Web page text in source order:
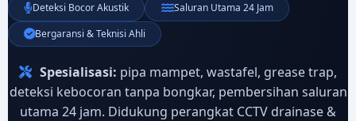
Deteksi Bocor Akustik
Saluran Utama 24 Jam
Bergaransi & Teknisi Ahli
Spesialisasi: pipa mampet, wastafel, grease trap,
deteksi kebocoran tanpa bongkar, pembersihan saluran
utama 24 jam. Didukung perangkat CCTV drainase &